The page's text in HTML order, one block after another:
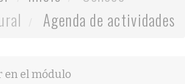
Agenda de actividades